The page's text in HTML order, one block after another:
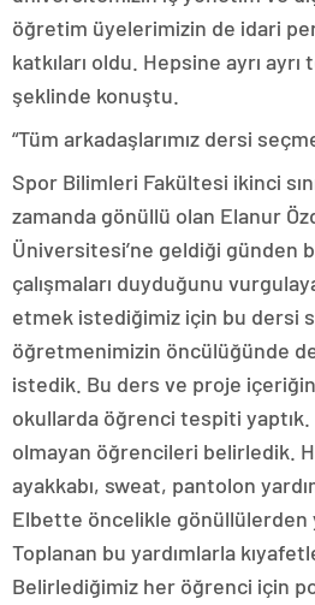
öğretim üyelerimizin de idari
katkıları oldu. Hepsine ayrı
şeklinde konuştu.
“Tüm arkadaşlarımız dersi
Spor Bilimleri Fakültesi ikinci
zamanda gönüllü olan Elanur
Üniversitesi’ne geldiği günden
çalışmaları duyduğunu
etmek istediğimiz için bu dersi
öğretmenimizin öncülüğünde
istedik. Bu ders ve proje
okullarda öğrenci tespiti
olmayan öğrencileri belirledik.
ayakkabı, sweat, pantolon
Elbette öncelikle gönüllülerden
Toplanan bu yardımlarla
Belirlediğimiz her öğrenci için